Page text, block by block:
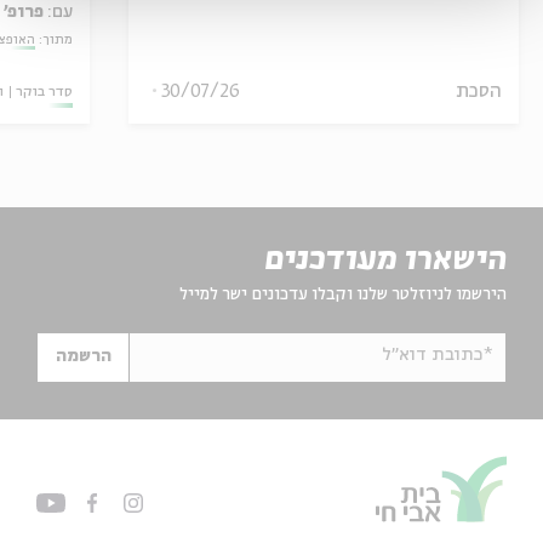
הסכת 30/07/26
עם: פרופ'
מתוך:
סדר בוקר
הישארו מעודכנים
הירשמו לניוזלטר שלנו וקבלו עדכונים ישר למייל
*כתובת דוא"ל הרשמה